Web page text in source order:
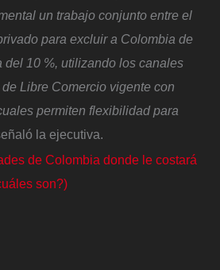
un trabajo conjunto entre el
para excluir a Colombia de
del 10 %, utilizando los canales
Libre Comercio vigente con
permiten flexibilidad para
la ejecutiva.
de Colombia donde le costará
son?)